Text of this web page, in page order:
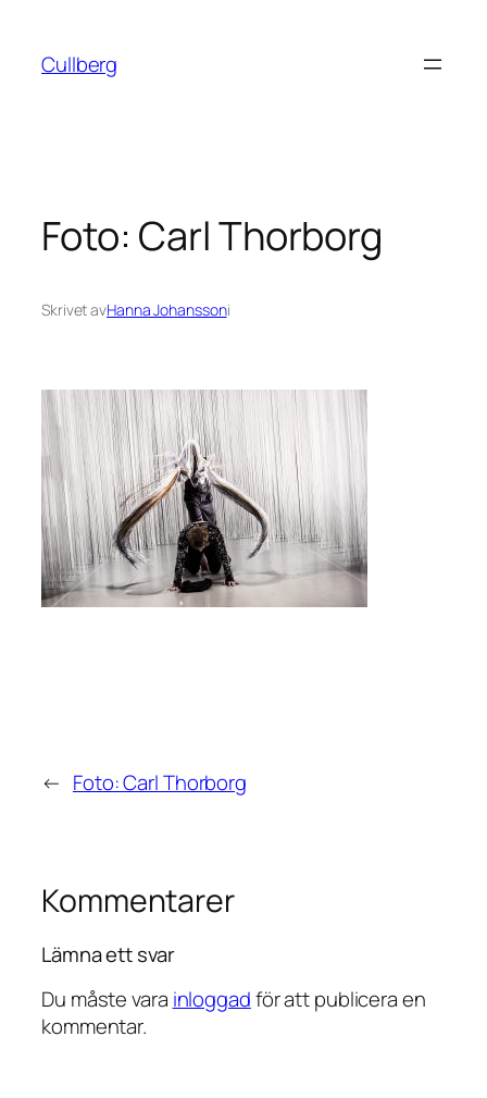
innehåll
Cullberg
Foto: Carl Thorborg
Skrivet avHanna Johanssoni
← Foto: Carl Thorborg
Kommentarer
Lämna ett svar
Du måste vara inloggadför att publicera en
kommentar.